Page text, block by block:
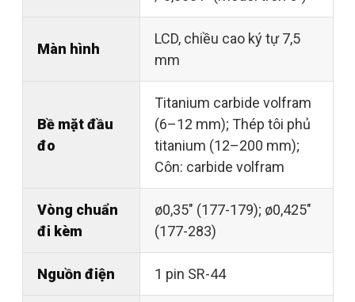
Màn hình
LCD, chiều cao ký tự 7,5
mm
Bề mặt đầu
đo
Titanium carbide volfram
(6–12 mm); Thép tôi phủ
titanium (12–200 mm);
Côn: carbide volfram
Vòng chuẩn
đi kèm
ø0,35" (177-179); ø0,425"
(177-283)
Nguồn điện 1 pin SR-44